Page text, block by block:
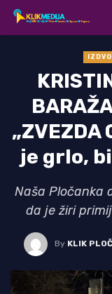
„ZVEZDA
je grlo,
Naša Pločanka
da je žiri
By KLIK